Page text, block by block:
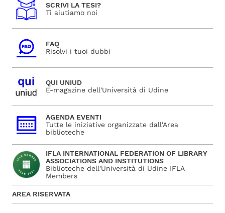
SCRIVI LA TESI?
Ti aiutiamo noi
FAQ
Risolvi i tuoi dubbi
QUI UNIUD
E-magazine dell'Università di Udine
AGENDA EVENTI
Tutte le iniziative organizzate dall'Area
biblioteche
IFLA INTERNATIONAL FEDERATION OF LIBRARY
ASSOCIATIONS AND INSTITUTIONS
Biblioteche dell'Università di Udine IFLA
Members
AREA RISERVATA